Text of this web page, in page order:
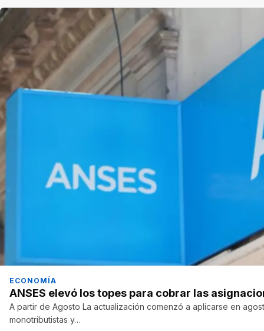
ECONOMÍA
ANSES elevó los topes para cobrar las
A partir de Agosto La actualización comenzó a aplicarse en
monotributistas y…